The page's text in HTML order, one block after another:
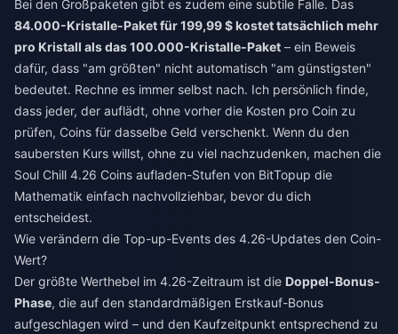
Bei den Großpaketen gibt es zudem eine subtile Falle. Das
84.000-Kristalle-Paket für 199,99 $ kostet tatsächlich mehr
pro Kristall als das 100.000-Kristalle-Paket – ein Beweis
dafür, dass "am größten" nicht automatisch "am günstigsten"
bedeutet. Rechne es immer selbst nach. Ich persönlich finde,
dass jeder, der auflädt, ohne vorher die Kosten pro Coin zu
prüfen, Coins für dasselbe Geld verschenkt. Wenn du den
saubersten Kurs willst, ohne zu viel nachzudenken, machen die
Soul Chill 4.26 Coins aufladen-Stufen von BitTopup die
Mathematik einfach nachvollziehbar, bevor du dich
entscheidest.
Wie verändern die Top-up-Events des 4.26-Updates den Coin-
Wert?
Der größte Werthebel im 4.26-Zeitraum ist die Doppel-Bonus-
Phase, die auf den standardmäßigen Erstkauf-Bonus
aufgeschlagen wird – und den Kaufzeitpunkt entsprechend zu